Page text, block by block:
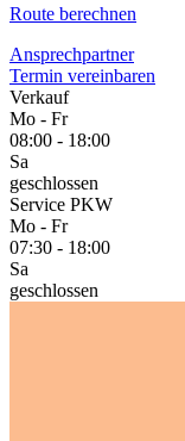
Route berechnen
Ansprechpartner
Termin vereinbaren
Verkauf
Mo - Fr
08:00 - 18:00
Sa
geschlossen
Service PKW
Mo - Fr
07:30 - 18:00
Sa
geschlossen